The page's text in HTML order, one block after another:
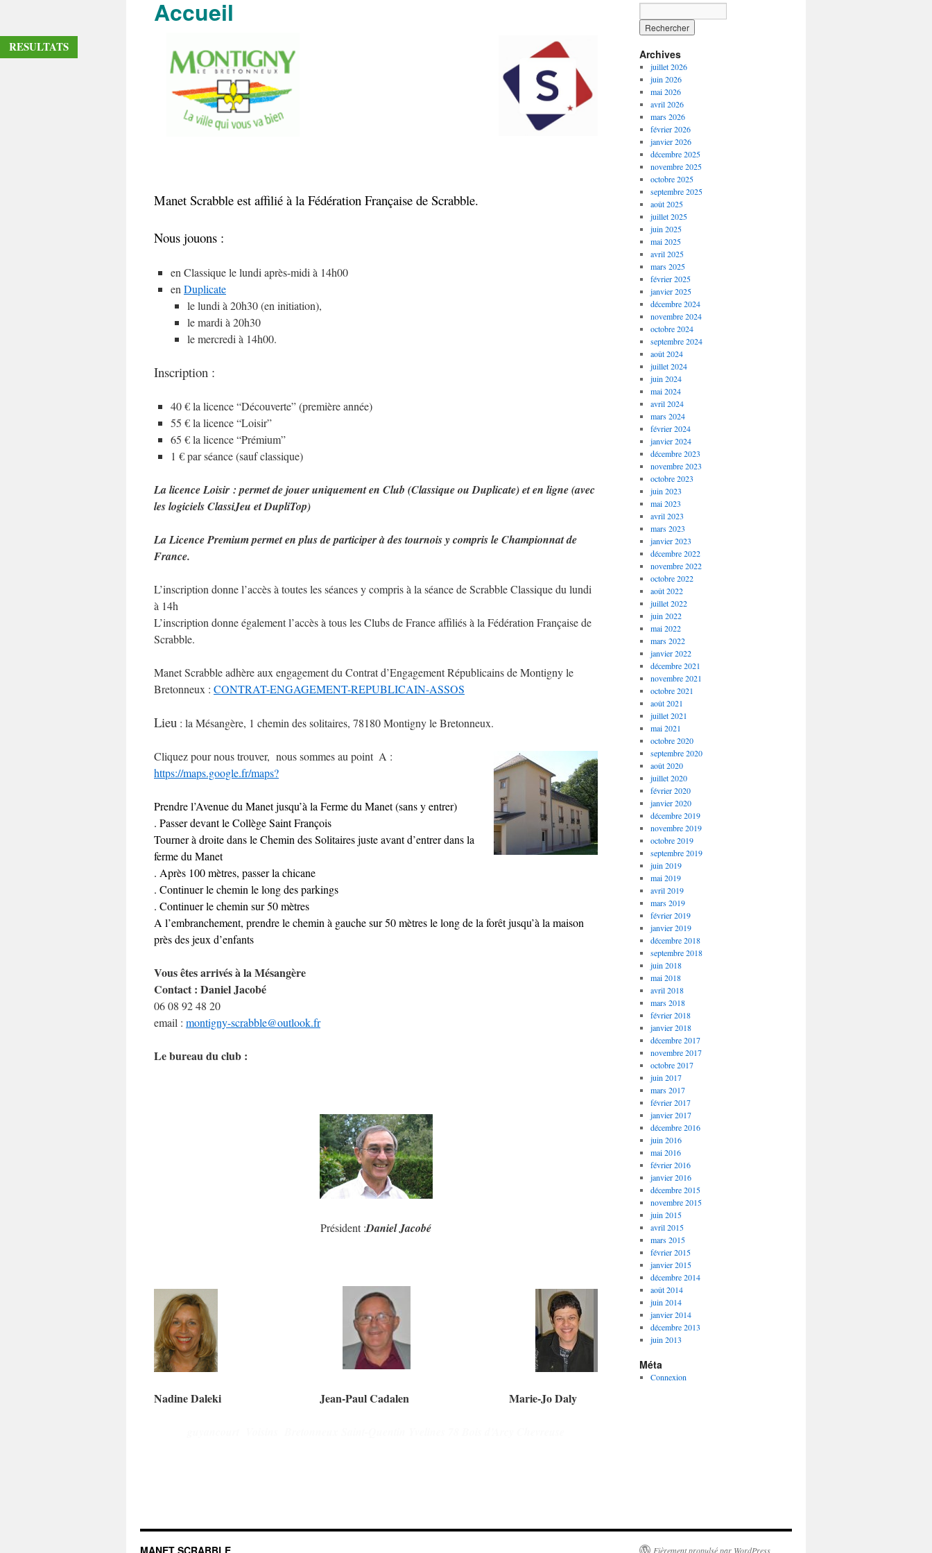
contenu
Accueil
Manet Scrabble est affilié à la Fédération Française de Scrabble.
Nous jouons :
en Classique le lundi après-midi à 14h00
en Duplicate
le lundi à 20h30 (en initiation),
le mardi à 20h30
le mercredi à 14h00.
Inscription :
40 € la licence “Découverte” (première année)
55 € la licence “Loisir”
65 € la licence “Prémium”
1 € par séance (sauf classique)
La licence Loisir : permet de jouer uniquement en Club (Classique ou Duplicate) et en ligne (avec
les logiciels ClassiJeu et DupliTop)
La Licence Premium permet en plus de participer à des tournois y compris le Championnat de
France.
L’inscription donne l’accès à toutes les séances y compris à la séance de Scrabble Classique du lundi
à 14h
L’inscription donne également l’accès à tous les Clubs de France affiliés à la Fédération Française de
Scrabble.
Manet Scrabble adhère aux engagement du Contrat d’Engagement Républicains de Montigny le
Bretonneux : CONTRAT-ENGAGEMENT-REPUBLICAIN-ASSOS
Lieu : la Mésangère, 1 chemin des solitaires, 78180 Montigny le Bretonneux.
Cliquez pour nous trouver, nous sommes au point– A :
https://maps.google.fr/maps?
Prendre l’Avenue du Manet jusqu’à la Ferme du Manet (sans y entrer)
. Passer devant le Collège Saint François
Tourner à droite dans le Chemin des Solitaires juste avant d’entrer dans la
ferme du Manet
. Après 100 mètres, passer la chicane
. Continuer le chemin le long des parkings
. Continuer le chemin sur 50 mètres
A l’embranchement, prendre le chemin à gauche sur 50 mètres le long de la forêt jusqu’à la maison
près des jeux d’enfants
Vous êtes arrivés à la Mésangère
Contact : Daniel Jacobé
06 08 92 48 20
email : montigny-scrabble@outlook.fr
Le bureau du club :
Président :Daniel Jacobé
Nadine Daleki Jean-Paul Cadalen Marie-Jo Daly
Archives
juillet 2026
juin 2026
mai 2026
avril 2026
mars 2026
février 2026
janvier 2026
décembre 2025
novembre 2025
octobre 2025
septembre 2025
août 2025
juillet 2025
juin 2025
mai 2025
avril 2025
mars 2025
février 2025
janvier 2025
décembre 2024
novembre 2024
octobre 2024
septembre 2024
août 2024
juillet 2024
juin 2024
mai 2024
avril 2024
mars 2024
février 2024
janvier 2024
décembre 2023
novembre 2023
octobre 2023
juin 2023
mai 2023
avril 2023
mars 2023
janvier 2023
décembre 2022
novembre 2022
octobre 2022
août 2022
juillet 2022
juin 2022
mai 2022
mars 2022
janvier 2022
décembre 2021
novembre 2021
octobre 2021
août 2021
juillet 2021
mai 2021
octobre 2020
septembre 2020
août 2020
juillet 2020
février 2020
janvier 2020
décembre 2019
novembre 2019
octobre 2019
septembre 2019
juin 2019
mai 2019
avril 2019
mars 2019
février 2019
janvier 2019
décembre 2018
septembre 2018
juin 2018
mai 2018
avril 2018
mars 2018
février 2018
janvier 2018
décembre 2017
novembre 2017
octobre 2017
juin 2017
mars 2017
février 2017
janvier 2017
décembre 2016
juin 2016
mai 2016
février 2016
janvier 2016
décembre 2015
novembre 2015
juin 2015
avril 2015
mars 2015
février 2015
janvier 2015
décembre 2014
août 2014
juin 2014
janvier 2014
décembre 2013
juin 2013
Méta
Connexion
MANET SCRABBLE Fièrement propulsé par WordPress
RESULTATS